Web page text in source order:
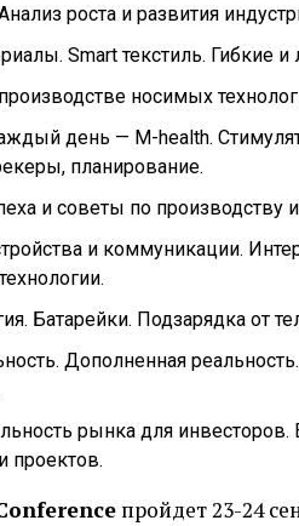
роста и развития
Smart текстиль. Гибкие и
носимых
день — M-health.
планирование.
и советы по производству
и коммуникации.
Батарейки. Подзарядка от
Дополненная
рынка для
проектов.
пройдет 23-24